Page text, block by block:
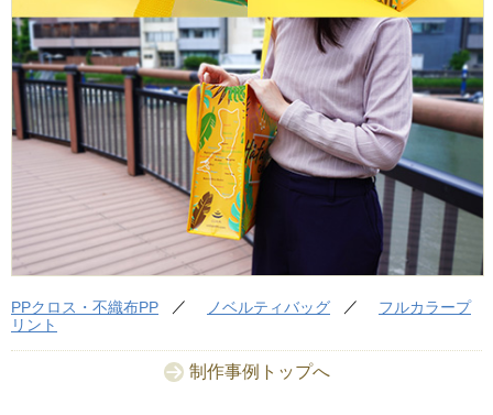
PPクロス・不織布PP ノベルティバッグ
フルカラープ
リント
制作事例トップへ